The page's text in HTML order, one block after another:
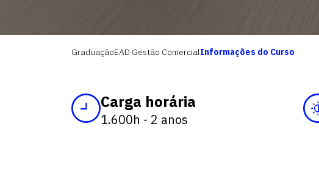
GraduaçãoEAD Gestão ComercialInformações do Curso
Carga horária
1.600h - 2 anos